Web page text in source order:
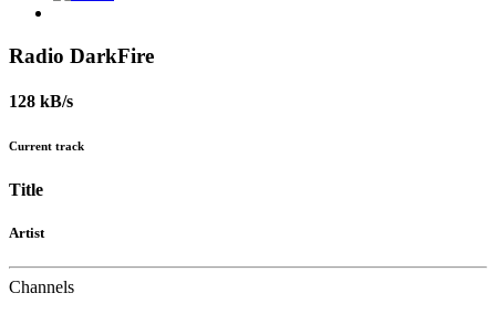
Radio DarkFire
128 kB/s
Current track
Title
Artist
Channels